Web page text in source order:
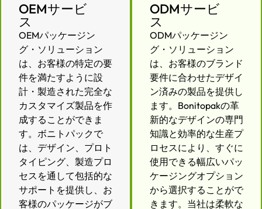
OEMサービ
ス
OEMパッケージン
グ・ソリューション
は、お客様の特定の要
件を満たすように設
計・製造された完全な
カスタマイズ製品を作
成することができま
す。ボニトパックで
は、デザイン、プロト
タイピング、製造プロ
セスを通して包括的な
サポートを提供し、お
客様のパッケージがブ
ODMサービ
ス
ODMパッケージン
グ・ソリューション
は、お客様のブランド
要件に合わせたデザイ
ン済みの製品を提供し
ます。Bonitopakの革
新的なデザインの専門
知識と効率的な生産プ
ロセスにより、すぐに
使用できる幅広いパッ
ケージングオプション
から選択することがで
きます。当社は柔軟な